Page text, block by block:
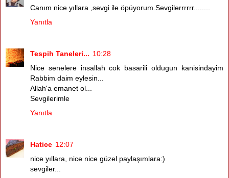
Canım nice yıllara ,sevgi ile öpüyorum.Sevgilerrrrrr........
Yanıtla
Tespih Taneleri... 10:28
Nice senelere insallah cok basarili oldugun kanisindayim
Rabbim daim eylesin...
Allah'a emanet ol...
Sevgilerimle
Yanıtla
Hatice 12:07
nice yıllara, nice nice güzel paylaşımlara:)
sevgiler...